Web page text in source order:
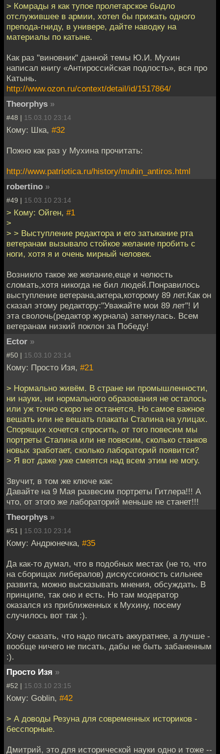
> Комрады я как тупое пролетарское быдло
отслужившее в армии, хотел бы прижать одного
препода-гниду, в универе, дайте наводку на
материалы по катыне.
Как раз "виновник" данной темы Ю.И. Мухин
написал книгу «Антироссийская подлость», вся про
Катынь.
http://www.ozon.ru/context/detail/id/1517864/
Theorphys »
#48 | 15.03.10 23:14
Кому: Шка, #32
Пожно как раз у Мухина прочитать:
http://www.patriotica.ru/history/muhin_antiros.html
robertino »
#49 | 15.03.10 23:14
> Кому: Ойген, #1
>
> > Выступление редактора и его затыкание рта
ветеранам вызывало стойкое желание пробить с
ноги, хотя я и очень мирный человек.
Возникло такое же желание,еще и челюсть
сломать,хотя никогда не бил людей.Понравилось
выступление ветерана,актера,которому 89 лет.Как он
сказал этому редактору:"Уважайте мои 89 лет"! И
эта сволочь(редактор журнала) заткнулась. Всем
ветеранам низкий поклон за Победу!
Ector »
#50 | 15.03.10 23:14
Кому: Просто Изя, #21
> Нормально живём. В стране ни промышленности,
ни науки, ни нормального образования не осталось
или уж точно скоро не останется. Но самое важное
вешать или не вешать плакаты Сталина на улицах.
Спорящих хочется спросить, от того повесим мы
портреты Сталина или не повесим, сколько станков
новых зработает, сколько лабораторий появится?
> Я вот даже уже смеятся над всем этим не могу.
Звучит, в том же ключе как:
Давайте на 9 Мая развесим портреты Гитлера!!! А
что, от этого же лабораторий меньше не станет!!!
Theorphys »
#51 | 15.03.10 23:14
Кому: Андрюнечка, #35
Да как-то думал, что в подобных местах (не то, что
на сборищах либералов) дискуссионость сильнее
развита, можно высказывать мнения, обсуждать. В
принципе, так оно и есть. Но там модератор
оказался из приближенных к Мухину, посему
случилось вот так :).
Хочу сказать, что надо писать аккуратнее, а лучше -
вообще ничего не писать, дабы не быть забаненным
:).
Просто Изя »
#52 | 15.03.10 23:15
Кому: Goblin, #42
> А доводы Резуна для современных историков -
бесспорные.
Дмитрий, это для исторической науки одно и тоже --